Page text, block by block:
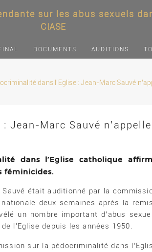
sur les abus sexuels
CIASE
DOCUMENTS AUDITIONS
dans l’Eglise : Jean-Marc Sauvé
Jean-Marc Sauvé n’appelle
dans l’Eglise catholique
féminicides.
était auditionné par la
deux semaines après la
un nombre important d’abus
l’Eglise depuis les années 1950.
sur la pédocriminalité dans